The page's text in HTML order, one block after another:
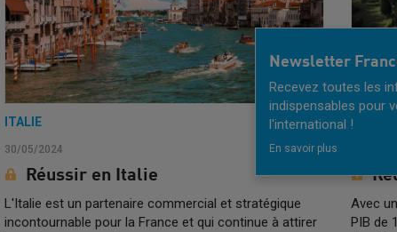
ITALIE
30/05/2024
Réussir en Italie
L'Italie est un partenaire commercial et stratégique
incontournable pour la France et qui continue à attirer
Avec
PIB de
Newsletter
Recevez toutes les
indispensables pour
l'international !
En savoir plus